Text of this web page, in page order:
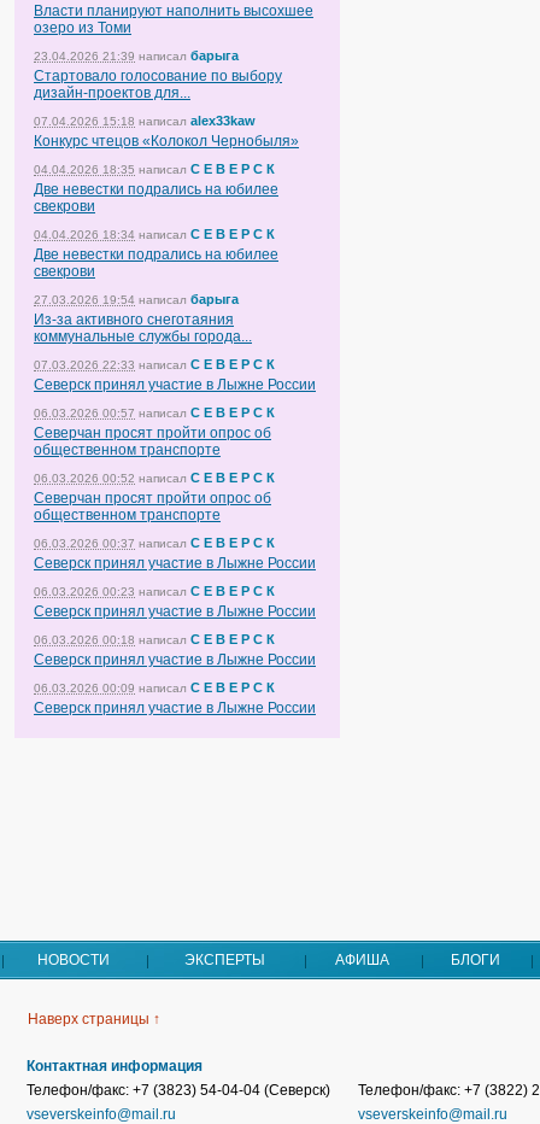
Власти планируют наполнить высохшее
озеро из Томи
23.04.2026 21:39 написал барыга
Стартовало голосование по выбору
дизайн-проектов для...
07.04.2026 15:18 написал alex33kaw
Конкурс чтецов «Колокол Чернобыля»
04.04.2026 18:35 написал С Е В Е Р С К
Две невестки подрались на юбилее
свекрови
04.04.2026 18:34 написал С Е В Е Р С К
Две невестки подрались на юбилее
свекрови
27.03.2026 19:54 написал барыга
Из-за активного снеготаяния
коммунальные службы города...
07.03.2026 22:33 написал С Е В Е Р С К
Северск принял участие в Лыжне России
06.03.2026 00:57 написал С Е В Е Р С К
Северчан просят пройти опрос об
общественном транспорте
06.03.2026 00:52 написал С Е В Е Р С К
Северчан просят пройти опрос об
общественном транспорте
06.03.2026 00:37 написал С Е В Е Р С К
Северск принял участие в Лыжне России
06.03.2026 00:23 написал С Е В Е Р С К
Северск принял участие в Лыжне России
06.03.2026 00:18 написал С Е В Е Р С К
Северск принял участие в Лыжне России
06.03.2026 00:09 написал С Е В Е Р С К
Северск принял участие в Лыжне России
НОВОСТИ ЭКСПЕРТЫ АФИША БЛОГИ
Наверх страницы ↑
Контактная информация
Телефон/факс: +7 (3823) 54-04-04 (Северск)
vseverskeinfo@mail.ru
Телефон/факс: +7 (3822)
vseverskeinfo@mail.ru